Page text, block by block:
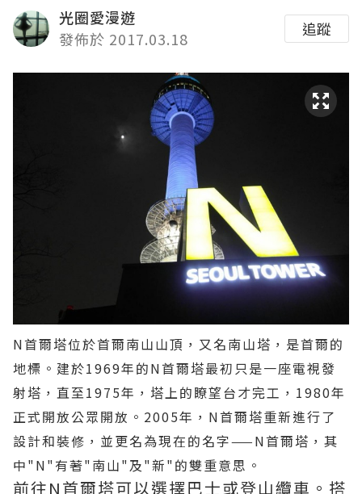
光圈愛漫遊
發佈於 2017.03.18
追蹤
N首爾塔位於首爾南山山頂，又名南山塔，是首爾的
地標。建於1969年的N首爾塔最初只是一座電視發
射塔，直至1975年，塔上的瞭望台才完工，1980年
正式開放公眾開放。2005年，N首爾塔重新進行了
設計和裝修，並更名為現在的名字——N首爾塔，其
中"N"有著"南山"及"新"的雙重意思。
前往N首爾塔可以選擇巴士或登山纜車。搭